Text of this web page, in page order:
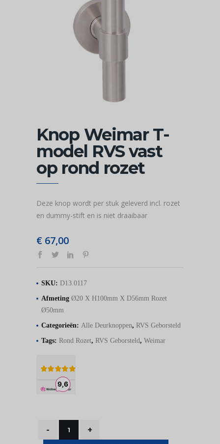
Knop Weimar T-
model RVS vast
op rond rozet
Deze knop wordt per stuk geleverd incl. rozet
en dummy-stift en is niet draaibaar
€ 67,00
SKU: D13.0117
Afmeting Ø20 X H100mm X D56mm Rozet
Ø50mm
Categorieën: Alle Deurknoppen, RVS Geborsteld
Tags: Rond Rozet, RVS Geborsteld, Weimar